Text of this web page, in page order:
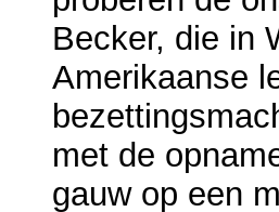
Becker, die in
Amerikaanse
met de
gauw op een